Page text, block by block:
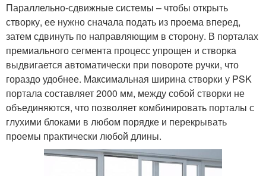
Параллельно-сдвижные системы – чтобы открыть
створку, ее нужно сначала подать из проема вперед,
затем сдвинуть по направляющим в сторону. В порталах
премиального сегмента процесс упрощен и створка
выдвигается автоматически при повороте ручки, что
гораздо удобнее. Максимальная ширина створки у PSK
портала составляет 2000 мм, между собой створки не
объединяются, что позволяет комбинировать порталы с
глухими блоками в любом порядке и перекрывать
проемы практически любой длины.